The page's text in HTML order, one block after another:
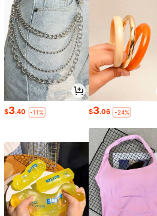
$3.40 -11% $3.06 -24%